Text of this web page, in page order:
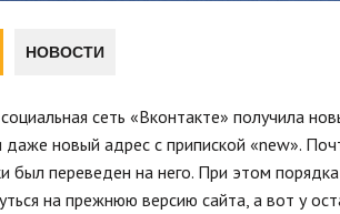
НОВОСТИ
сеть «Вконтакте» получила
новый адрес с припиской «new».
был переведен на него. При этом
на прежнюю версию сайта, а вот у